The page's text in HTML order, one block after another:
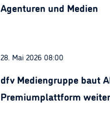
Agenturen und Medien
28. Mai 2026 08:00
dfv Mediengruppe baut
Premiumplattform